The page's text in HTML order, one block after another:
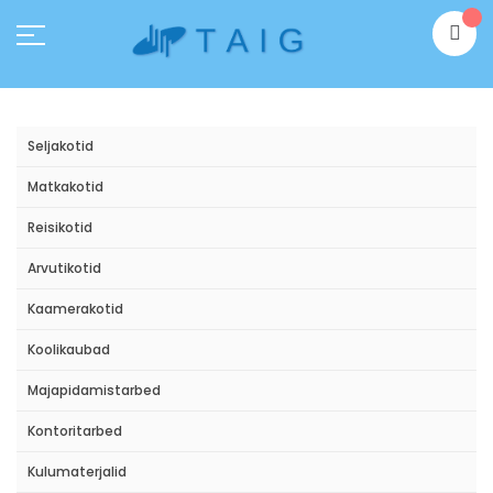
to
Content
Seljakotid
Matkakotid
Reisikotid
Arvutikotid
Kaamerakotid
Koolikaubad
Majapidamistarbed
Kontoritarbed
Kulumaterjalid